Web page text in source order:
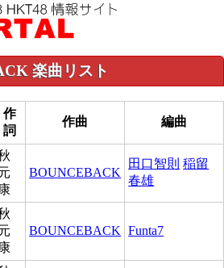
楽曲リスト
作
詞
作曲 編曲
康
BOUNCEBACK
田口智則 稲留
春雄
康
BOUNCEBACK Funta7